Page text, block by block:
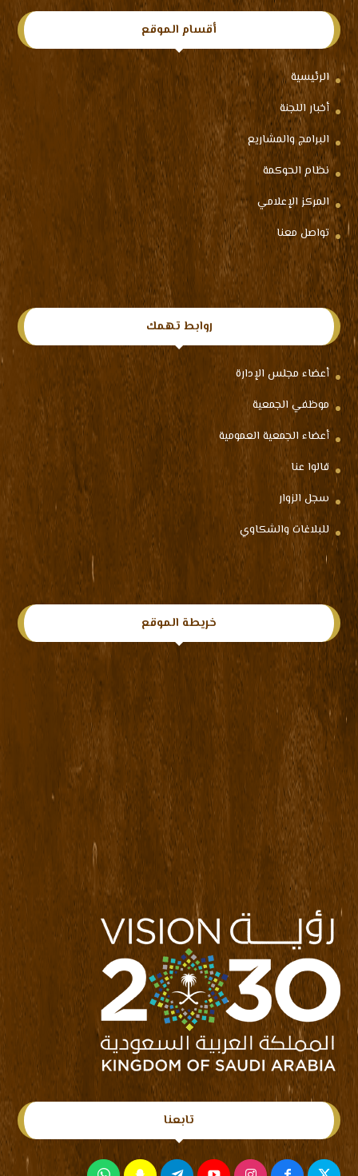
أقسام الموقع
الرئيسية
أخبار اللجنة
البرامج والمشاريع
نظام الحوكمة
المركز الإعلامي
تواصل معنا
روابط تهمك
أعضاء مجلس الإدارة
موظفي الجمعية
أعضاء الجمعية العمومية
قالوا عنا
سجل الزوار
للبلاغات والشكاوي
خريطة الموقع
تابعنا